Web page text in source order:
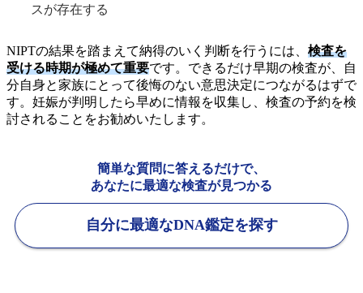
スが存在する
NIPTの結果を踏まえて納得のいく判断を行うには、 検査を
受ける時期が極めて重要です。できるだけ早期の検査が、自
分自身と家族にとって後悔のない意思決定につながるはずで
す。妊娠が判明したら早めに情報を収集し、検査の予約を検
討されることをお勧めいたします。
簡単な質問に答えるだけで、
あなたに最適な検査が見つかる
自分に最適なDNA鑑定を探す